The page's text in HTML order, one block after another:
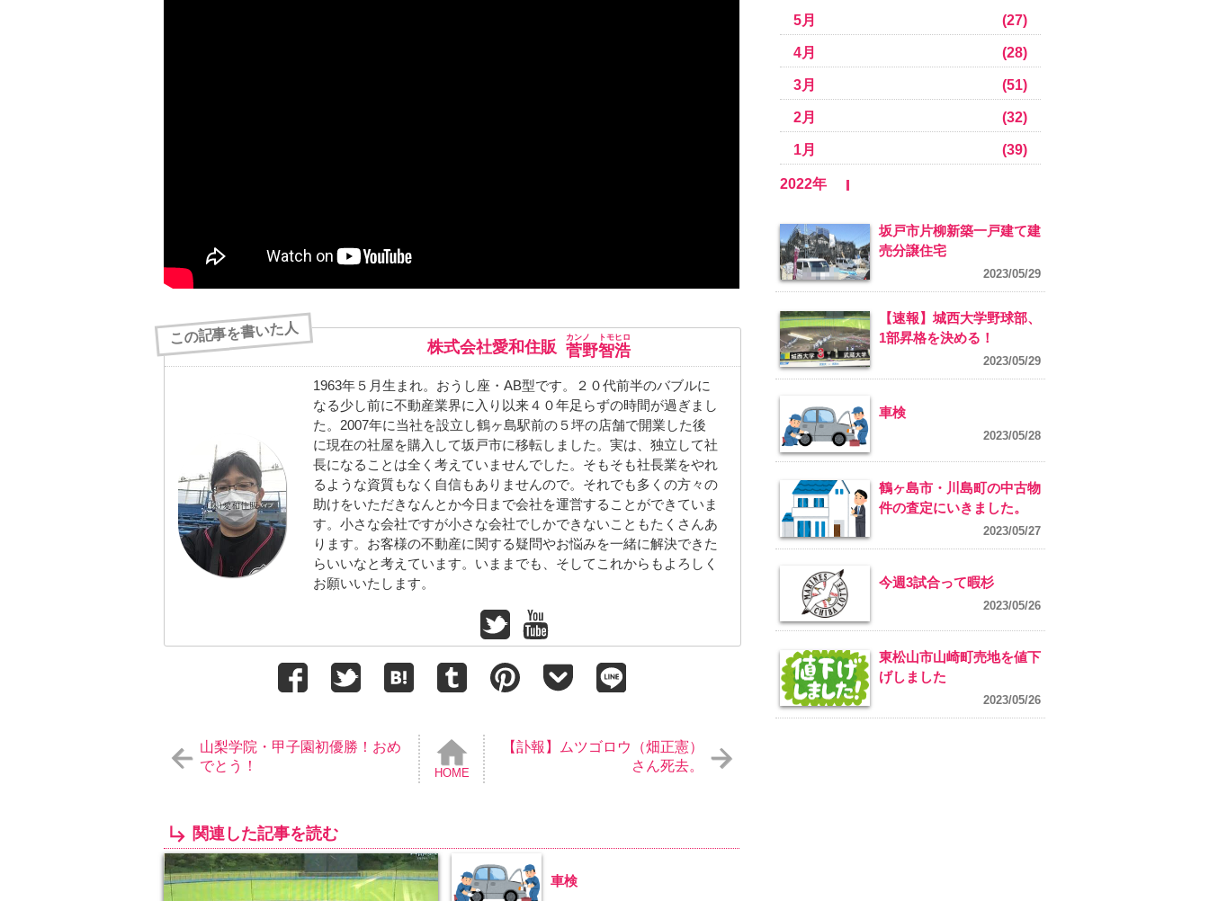
この記事を書いた人
株式会社愛和住販 菅野智浩
カンノ トモヒロ
1963年５月生まれ。おうし座・AB型です。２０代前半のバブルに
なる少し前に不動産業界に入り以来４０年足らずの時間が過ぎまし
た。2007年に当社を設立し鶴ヶ島駅前の５坪の店舗で開業した後
に現在の社屋を購入して坂戸市に移転しました。実は、独立して社
長になることは全く考えていませんでした。そもそも社長業をやれ
るような資質もなく自信もありませんので。それでも多くの方々の
助けをいただきなんとか今日まで会社を運営することができていま
す。小さな会社ですが小さな会社でしかできないこともたくさんあ
ります。お客様の不動産に関する疑問やお悩みを一緒に解決できた
らいいなと考えています。いままでも、そしてこれからもよろしく
お願いいたします。
山梨学院・甲子園初優勝！おめ
でとう！
HOME
【訃報】ムツゴロウ（畑正憲）
さん死去。
関連した記事を読む
車検
5月
(27)
4月 (28)
3月 (51)
2月 (32)
1月 (39)
2022年
坂戸市片柳新築一戸建て建
売分譲住宅
2023/05/29
【速報】城西大学野球部、
1部昇格を決める！
2023/05/29
車検
2023/05/28
鶴ヶ島市・川島町の中古物
件の査定にいきました。
2023/05/27
今週3試合って暇杉
2023/05/26
東松山市山崎町売地を値下
げしました
2023/05/26